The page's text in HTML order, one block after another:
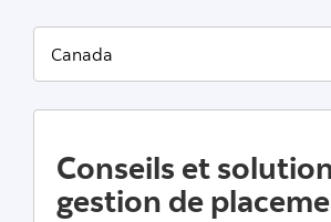
Conseils et
gestion de